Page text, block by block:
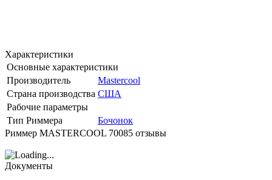
Характеристики
Основные характеристики
Производитель
Mastercool
Страна производства США
Рабочие параметры
Тип Риммера
Бочонок
Риммер MASTERCOOL 70085 отзывы
Документы